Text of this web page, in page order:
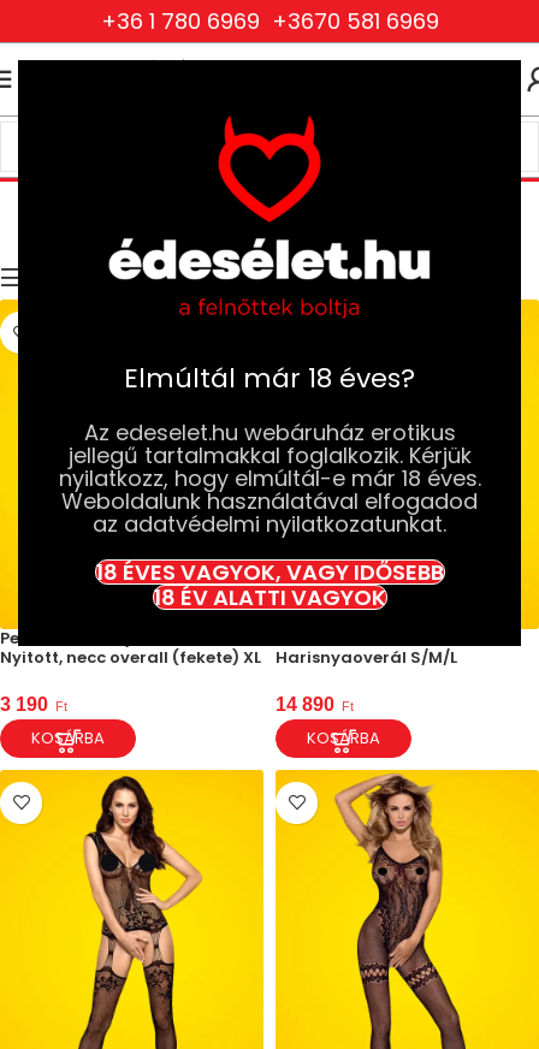
Elmúltál már 18 éves?
Az edeselet.hu webáruház erotikus
jellegű tartalmakkal foglalkozik. Kérjük
nyilatkozz, hogy elmúltál-e már 18 éves.
Weboldalunk használatával elfogadod
az adatvédelmi nyilatkozatunkat.
18 ÉVES VAGYOK, VAGY IDŐSEBB
18 ÉV ALATTI VAGYOK
+36 1 780 6969 +3670 581 6969
Harisnyaruhák
Ruhák és Fehérneműk
Női Ruhák és Fehérneműk
Harisnyaruhák
Penthouse Body Search –
Nyitott, necc overall (fekete) XL
3 190 Ft
KOSÁRBA
Harisnyaoverál S/M/L
14 890 Ft
KOSÁRBA